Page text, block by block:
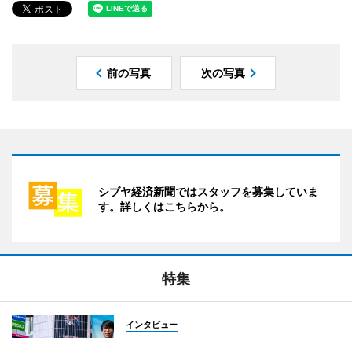
前の写真 次の写真
シブヤ経済新聞ではスタッフを募集していま
す。詳しくはこちらから。
特集
インタビュー